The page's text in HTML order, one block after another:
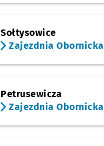
Sołtysowice
Zajezdnia Obornicka
Petrusewicza
Zajezdnia Obornicka